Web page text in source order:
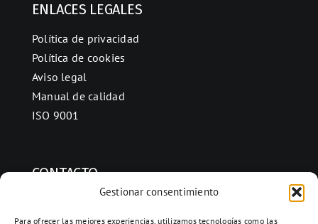
Gestionar consentimiento
Para ofrecer las mejores experiencias, utilizamos tecnologías como las
ENLACES LEGALES
Política de privacidad
Política de cookies
Aviso legal
Manual de calidad
ISO 9001
CONTACTO